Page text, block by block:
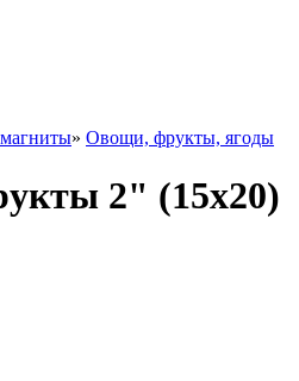
» Овощи, фрукты, ягоды
2" (15х20)